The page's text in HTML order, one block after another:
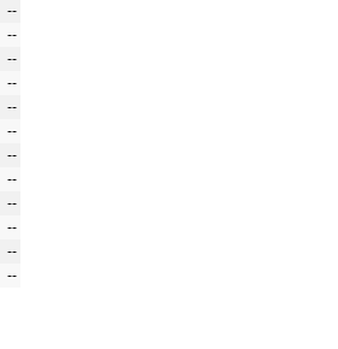
--
--
--
--
--
--
--
--
--
--
--
--